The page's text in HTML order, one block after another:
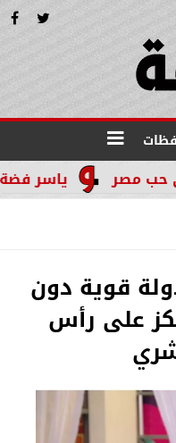
ياسر فضة:
قوية دون
على رأس